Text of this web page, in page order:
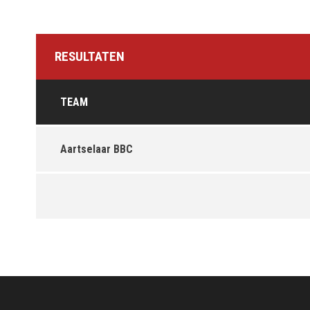
RESULTATEN
TEAM
Aartselaar BBC